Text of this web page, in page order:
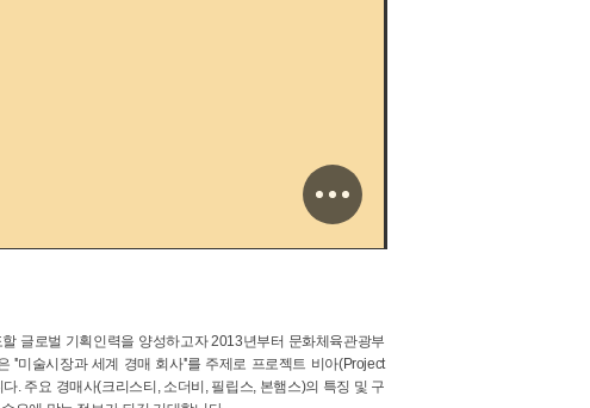
글로벌 기획인력을 양성하고자 2013년부터 문화체육관광부
''미술시장과 세계 경매 회사''를 주제로 프로젝트 비아(Project
다. 주요 경매사(크리스티, 소더비, 필립스, 본햄스)의 특징 및 구